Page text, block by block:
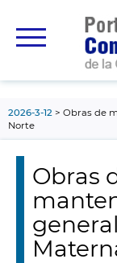
principal
2026-3-12
Obras de
Norte
Obras